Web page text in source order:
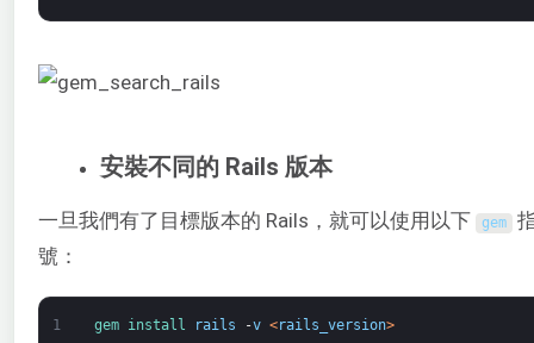
安裝不同的 Rails 版本
一旦我們有了目標版本的 Rails，就可以使用以下 gem
號：
1 gem install rails -v <rails_version>